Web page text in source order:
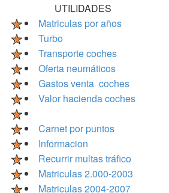
UTILIDADES
Matriculas por años
Turbo
Transporte coches
Oferta neumáticos
Gastos venta coches
Valor hacienda coches
Carnet por puntos
Informacion
Recurrir multas tráfico
Matriculas 2.000-2003
Matriculas 2004-2007